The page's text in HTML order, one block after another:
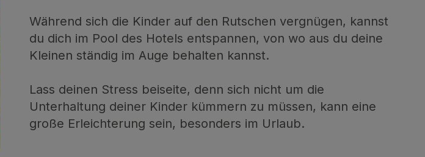
Während sich die Kinder auf den Rutschen vergnügen, kannst
du dich im Pool des Hotels entspannen, von wo aus du deine
Kleinen ständig im Auge behalten kannst.
Lass deinen Stress beiseite, denn sich nicht um die
Unterhaltung deiner Kinder kümmern zu müssen, kann eine
große Erleichterung sein, besonders im Urlaub.